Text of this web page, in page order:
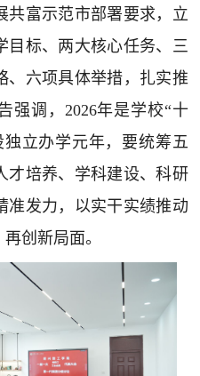
共富示范市部署要求，立
目标、两大核心任务、三
、六项具体举措，扎实推
强调，2026年是学校“十
立办学元年，要统筹五
才培养、学科建设、科研
准发力，以实干实绩推动
创新局面。